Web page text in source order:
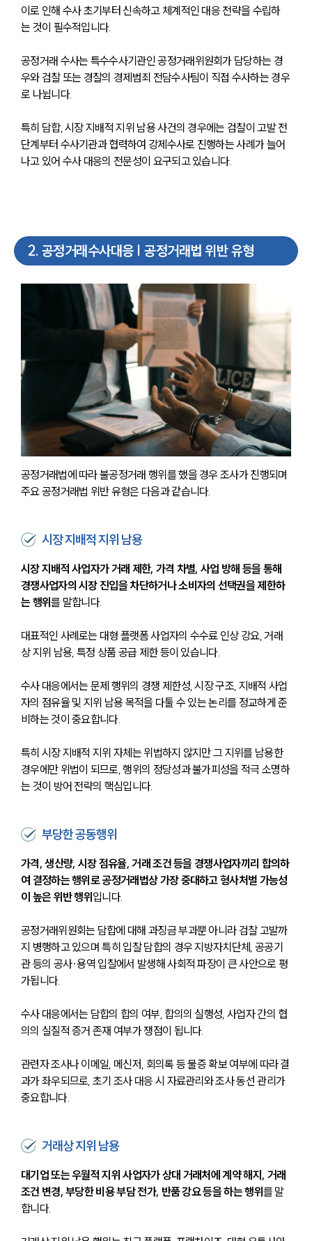
이로 인해 수사 초기부터 신속하고 체계적인 대응 전략을 수립하
는 것이 필수적입니다.
공정거래 수사는 특수수사기관인 공정거래위원회가 담당하는 경
우와 검찰 또는 경찰의 경제범죄 전담수사팀이 직접 수사하는 경우
로 나뉩니다.
특히 담합, 시장 지배적 지위 남용 사건의 경우에는 검찰이 고발 전
단계부터 수사기관과 협력하여 강제수사로 진행하는 사례가 늘어
나고 있어 수사 대응의 전문성이 요구되고 있습니다.
2. 공정거래수사대응 | 공정거래법 위반 유형
공정거래법에 따라 불공정거래 행위를 했을 경우 조사가 진행되며
주요 공정거래법 위반 유형은 다음과 같습니다.
시장 지배적 지위 남용
시장 지배적 사업자가 거래 제한, 가격 차별, 사업 방해 등을 통해
경쟁사업자의 시장 진입을 차단하거나 소비자의 선택권을 제한하
는 행위를 말합니다.
대표적인 사례로는 대형 플랫폼 사업자의 수수료 인상 강요, 거래
상 지위 남용, 특정 상품 공급 제한 등이 있습니다.
수사 대응에서는 문제 행위의 경쟁 제한성, 시장 구조, 지배적 사업
자의 점유율 및 지위 남용 목적을 다툴 수 있는 논리를 정교하게 준
비하는 것이 중요합니다.
특히 시장 지배적 지위 자체는 위법하지 않지만 그 지위를 남용한
경우에만 위법이 되므로, 행위의 정당성과 불가피성을 적극 소명하
는 것이 방어 전략의 핵심입니다.
부당한 공동행위
가격, 생산량, 시장 점유율, 거래 조건 등을 경쟁사업자끼리 합의하
여 결정하는 행위로 공정거래법상 가장 중대하고 형사처벌 가능성
이 높은 위반 행위 입니다.
공정거래위원회는 담합에 대해 과징금 부과뿐 아니라 검찰 고발까
지 병행하고 있으며 특히 입찰 담합의 경우 지방자치단체, 공공기
관 등의 공사·용역 입찰에서 발생해 사회적 파장이 큰 사안으로 평
가됩니다.
수사 대응에서는 담합의 합의 여부, 합의의 실행성, 사업자 간의 협
의의 실질적 증거 존재 여부가 쟁점이 됩니다.
관련자 조사나 이메일, 메신저, 회의록 등 물증 확보 여부에 따라 결
과가 좌우되므로, 초기 조사 대응 시 자료관리와 조사 동선 관리가
중요합니다.
거래상 지위 남용
대기업 또는 우월적 지위 사업자가 상대 거래처에 계약 해지, 거래
조건 변경, 부당한 비용 부담 전가, 반품 강요 등을 하는 행위를 말
합니다.